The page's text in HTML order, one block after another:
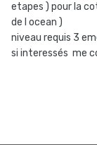
etapes ) pour la
de l ocean )
niveau requis 3
si interessés me